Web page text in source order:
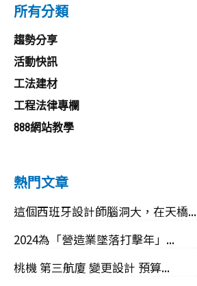
所有分類
趨勢分享
活動快訊
工法建材
工程法律專欄
888網站教學
熱門文章
這個西班牙設計師腦洞大，在天橋...
2024為「營造業墜落打擊年」...
桃機 第三航廈 變更設計 預算...